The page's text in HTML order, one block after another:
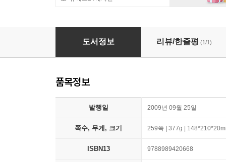
편집에 정답은 없다
도서정보 리뷰/한줄평 (1/1)
품목정보
발행일 2009년 09월 25일
쪽수, 무게, 크기 259쪽 | 377g |
ISBN13 9788989420668